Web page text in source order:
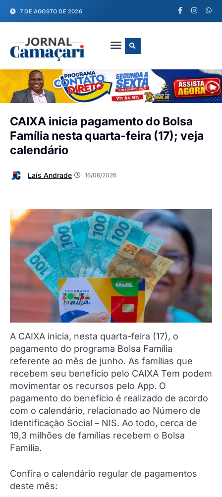
7 DE AGOSTO DE 2026
CAIXA inicia pagamento do Bolsa
Família nesta quarta-feira (17); veja
calendário
Laís Andrade 16/06/2026
A CAIXA inicia, nesta quarta-feira (17), o
pagamento do programa Bolsa Família
referente ao mês de junho. As famílias que
recebem seu benefício pelo CAIXA Tem podem
movimentar os recursos pelo App. O
pagamento do benefício é realizado de acordo
com o calendário, relacionado ao Número de
Identificação Social – NIS. Ao todo, cerca de
19,3 milhões de famílias recebem o Bolsa
Família.
Confira o calendário regular de pagamentos
deste mês: